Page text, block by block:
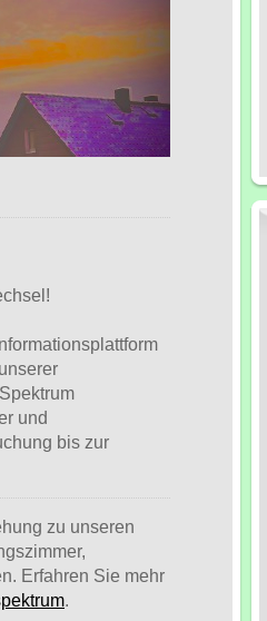
und
bis zur
zu unseren
Erfahren Sie mehr
.